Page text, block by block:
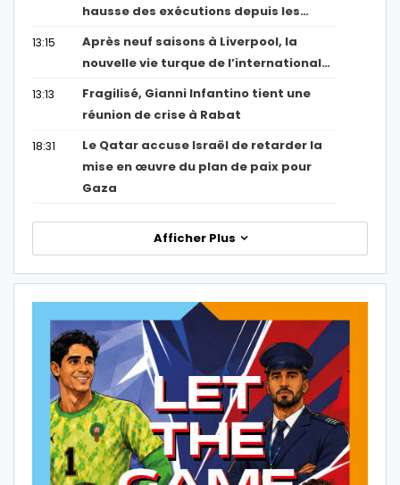
hausse des exécutions depuis les…
13:15
Après neuf saisons à Liverpool, la
nouvelle vie turque de l’international…
13:13
Fragilisé, Gianni Infantino tient une
réunion de crise à Rabat
18:31
Le Qatar accuse Israël de retarder la
mise en œuvre du plan de paix pour
Gaza
Afficher Plus